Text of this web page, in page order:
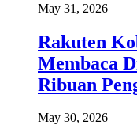
May 31, 2026
Rakuten
Membaca
Ribuan
May 30, 2026